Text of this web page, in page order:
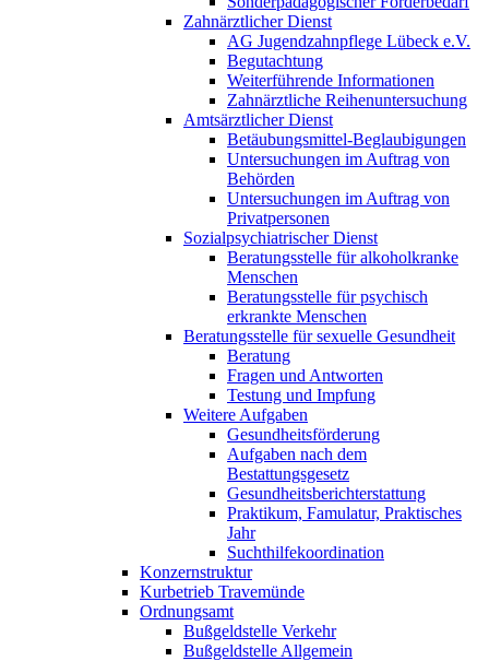
Zahnärztlicher Dienst
AG Jugendzahnpflege Lübeck e.V.
Begutachtung
Weiterführende Informationen
Zahnärztliche Reihenuntersuchung
Amtsärztlicher Dienst
Betäubungsmittel-Beglaubigungen
Untersuchungen im Auftrag von
Behörden
Untersuchungen im Auftrag von
Privatpersonen
Sozialpsychiatrischer Dienst
Beratungsstelle für alkoholkranke
Menschen
Beratungsstelle für psychisch
erkrankte Menschen
Beratungsstelle für sexuelle Gesundheit
Beratung
Fragen und Antworten
Testung und Impfung
Weitere Aufgaben
Gesundheitsförderung
Aufgaben nach dem
Bestattungsgesetz
Gesundheitsberichterstattung
Praktikum, Famulatur, Praktisches
Jahr
Suchthilfekoordination
Konzernstruktur
Kurbetrieb Travemünde
Ordnungsamt
Bußgeldstelle Verkehr
Bußgeldstelle Allgemein